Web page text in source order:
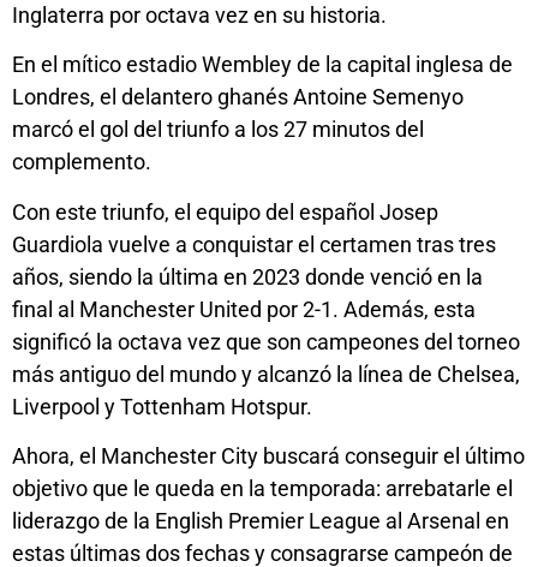
Inglaterra por octava vez en su historia.
En el mítico estadio Wembley de la capital inglesa de
Londres, el delantero ghanés Antoine Semenyo
marcó el gol del triunfo a los 27 minutos del
complemento.
Con este triunfo, el equipo del español Josep
Guardiola vuelve a conquistar el certamen tras tres
años, siendo la última en 2023 donde venció en la
final al Manchester United por 2-1. Además, esta
significó la octava vez que son campeones del torneo
más antiguo del mundo y alcanzó la línea de Chelsea,
Liverpool y Tottenham Hotspur.
Ahora, el Manchester City buscará conseguir el último
objetivo que le queda en la temporada: arrebatarle el
liderazgo de la English Premier League al Arsenal en
estas últimas dos fechas y consagrarse campeón de